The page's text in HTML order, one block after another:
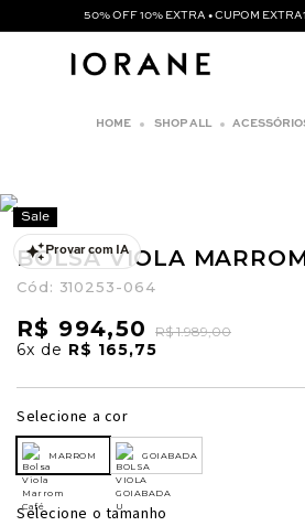
50% OFF 10% EXTRA • CUPOM
SHOP ALL
Provar com IA
Sale
BOLSA VIOLA
Cód: 310253-064
R$ 994,50 R$ 1.989,00
6x de R$ 165,75
Selecione a cor
MARROM GOIABADA
Selecione o tamanho